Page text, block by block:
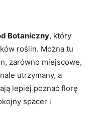
Botaniczny, który
roślin. Można tu
zarówno miejscowe,
utrzymany, a
lepiej poznać florę
spacer i